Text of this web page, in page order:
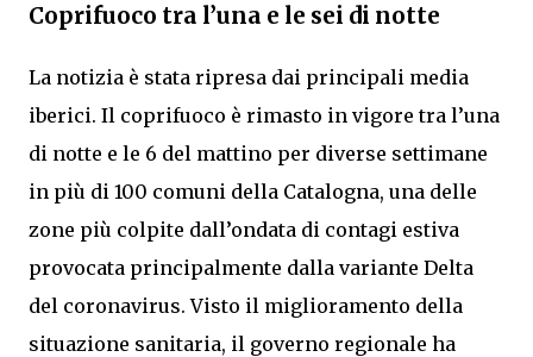
Coprifuoco tra l’una e le sei di notte
La notizia è stata ripresa dai principali media
iberici. Il coprifuoco è rimasto in vigore tra l’una
di notte e le 6 del mattino per diverse settimane
in più di 100 comuni della Catalogna, una delle
zone più colpite dall’ondata di contagi estiva
provocata principalmente dalla variante Delta
del coronavirus. Visto il miglioramento della
situazione sanitaria, il governo regionale ha